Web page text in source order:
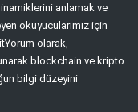
anlamak ve
okuyucularımız için
olarak,
blockchain ve kripto
bilgi düzeyini